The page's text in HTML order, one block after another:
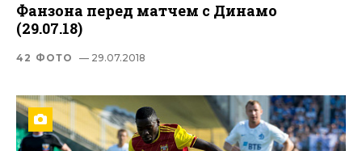
Фанзона перед матчем с Динамо
(29.07.18)
42 ФОТО — 29.07.2018